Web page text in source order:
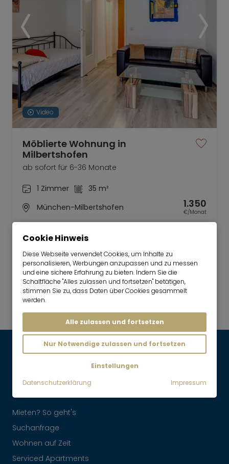
Video
Möblierte Wohnung in
Milbertshofen
ab sofort für 6-36 Monate
1 Zimmer
35 m²
München-Milbertshofen
1.350
€/Monat
Mr. Lodge | Suchen.Finden.Leben.
Mieten
nach oben
Mieten? So geht's
Suchanfrage
Wohnen auf Zeit
Serviced Apartments
Cookie Hinweis
Diese Webseite verwendet Cookies, um Inhalte zu
personalisieren, Werbungen anzupassen und zu messen
und eine sichere Erfahrung zu bieten. Indem Sie die
Schaltfläche "Alles zulassen und fortsetzen" betätigen,
stimmen Sie zu, dass Daten über Cookies gesammelt
werden.
Alle zulassen und fortsetzen
Nur Notwendige zulassen und fortsetzen
Einstellungen
Datenschutzerklärung
Impressum